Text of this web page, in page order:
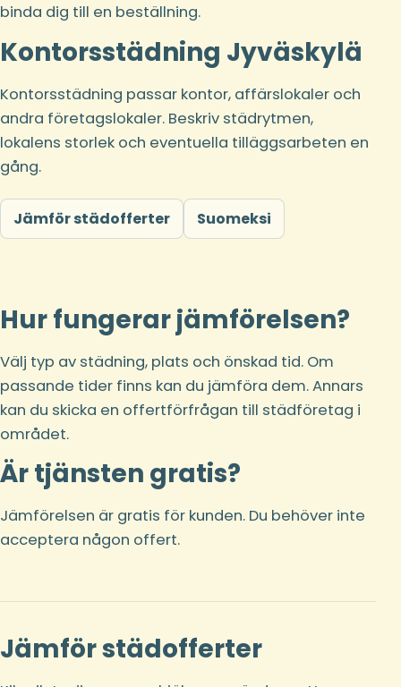
binda dig till en beställning.
Kontorsstädning Jyväskylä
Kontorsstädning passar kontor, affärslokaler och
andra företagslokaler. Beskriv städrytmen,
lokalens storlek och eventuella tilläggsarbeten en
gång.
Jämför städofferter Suomeksi
Hur fungerar jämförelsen?
Välj typ av städning, plats och önskad tid. Om
passande tider finns kan du jämföra dem. Annars
kan du skicka en offertförfrågan till städföretag i
området.
Är tjänsten gratis?
Jämförelsen är gratis för kunden. Du behöver inte
acceptera någon offert.
Jämför städofferter